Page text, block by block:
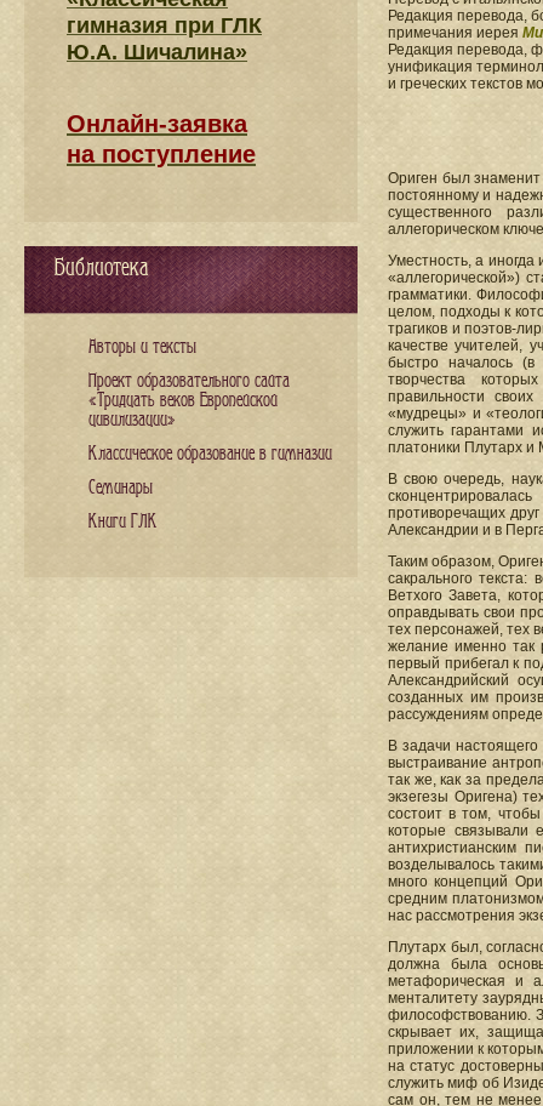
Редакция перевода,
примечания иерея
Редакция перевода,
унификация
и греческих текстов
Ориген был знаменит
постоянному и
существенного
аллегорическом
Уместность, а
«аллегорической»)
грамматики.
целом, подходы к
трагиков и поэтов-
качестве учителей,
быстро началось (в
творчества
правильности
«мудрецы» и
служить гарантами
платоники Плутарх и
В свою очередь,
противоречащих
Александрии и в
Таким образом,
сакрального
Ветхого Завета,
оправдывать свои
тех персонажей, тех
желание именно так
первый прибегал к
Александрийский
созданных им
рассуждениям
В задачи
выстраивание
так же, как за
экзегезы Оригена)
состоит в том,
которые связывали
антихристианским
возделывалось
много концепций
средним
нас рассмотрения
Плутарх был,
должна была
метафорическая и
менталитету
философствованию.
скрывает их,
приложении к
на статус
служить миф об
сам он, тем не
гимназия при ГЛК
Ю.А. Шичалина»
Онлайн-заявка
на поступление
Библиотека
Авторы и тексты
Проект образовательного сайта
«Тридцать веков Европейской
цивилизации»
Классическое образование в гимназии
Семинары
Книги ГЛК